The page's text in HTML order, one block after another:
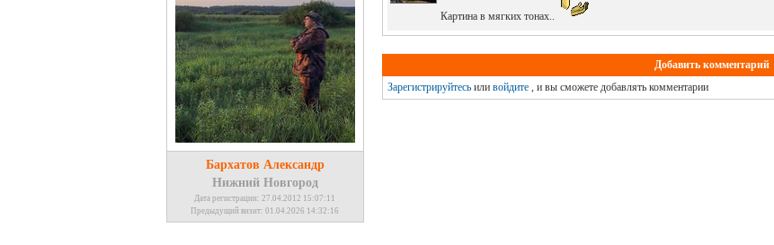
Бархатов Александр
Нижний Новгород
Дата регистрации: 27.04.2012 15:07:11
Предыдущий визит: 01.04.2026 14:32:16
Картина в мягких тонах..
Добавить комментарий
Зарегистрируйтесьили войдите, и вы сможете добавлять комментарии